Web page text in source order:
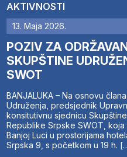
AKTIVNOSTI
13. Maja 2026.
POZIV ZA
SKUPŠTINE
SWOT
BANJALUKA – Na osnovu
Udruženja, predsjednik
konsitutivnu sjednicu
Republike Srpske SWOT,
Banjoj Luci u prostorijama
Srpska 9, s početkom u 19 h.